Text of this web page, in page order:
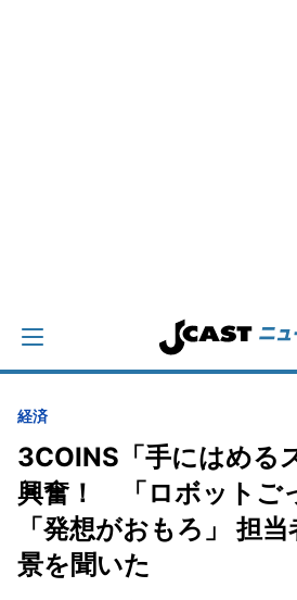
経済
3COINS「手にはめる
興奮！ 「ロボットご
「発想がおもろ」 担
景を聞いた